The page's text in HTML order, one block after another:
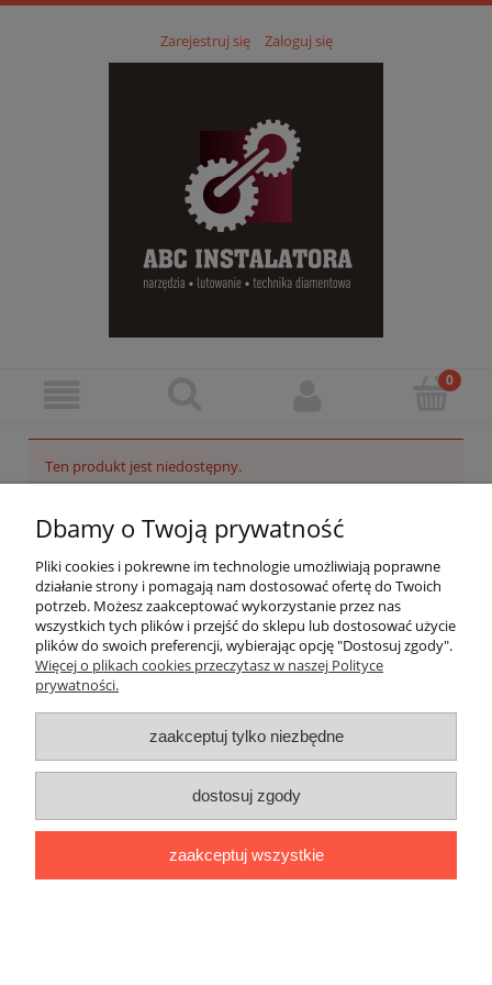
Zarejestruj się Zaloguj się
Ten produkt jest niedostępny.
Moje konto
Informacje
pokaż pełną wersję strony
Sklep internetowy Shoper.pl
Dbamy o Twoją prywatność
Pliki cookies i pokrewne im technologie umożliwiają poprawne
działanie strony i pomagają nam dostosować ofertę do Twoich
potrzeb. Możesz zaakceptować wykorzystanie przez nas
wszystkich tych plików i przejść do sklepu lub dostosować użycie
plików do swoich preferencji, wybierając opcję "Dostosuj zgody".
Więcej o plikach cookies przeczytasz w naszej Polityce
prywatności.
zaakceptuj tylko niezbędne
dostosuj zgody
zaakceptuj wszystkie